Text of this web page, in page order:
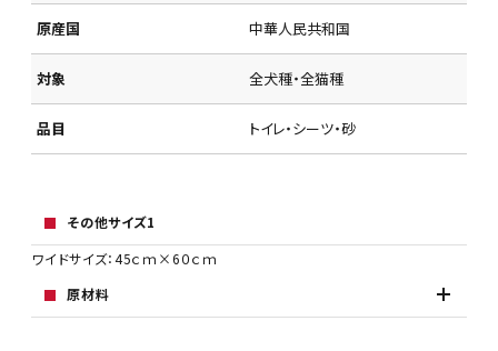
原産国 中華人民共和国
対象 全犬種・全猫種
品目 トイレ・シーツ・砂
その他サイズ1
ワイドサイズ：45ｃｍ×6０ｃｍ
原材料